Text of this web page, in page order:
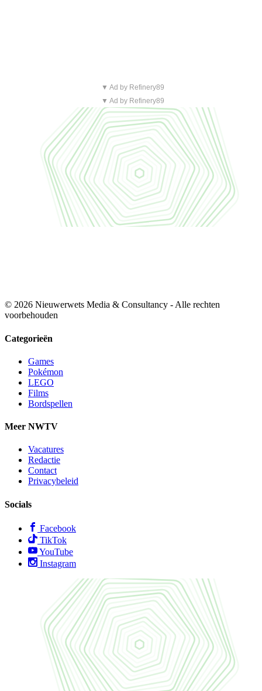
▼ Ad by Refinery89
▼ Ad by Refinery89
© 2026 Nieuwerwets Media & Consultancy - Alle rechten
voorbehouden
Categorieën
Games
Pokémon
LEGO
Films
Bordspellen
Meer NWTV
Vacatures
Redactie
Contact
Privacybeleid
Socials
Facebook
TikTok
YouTube
Instagram